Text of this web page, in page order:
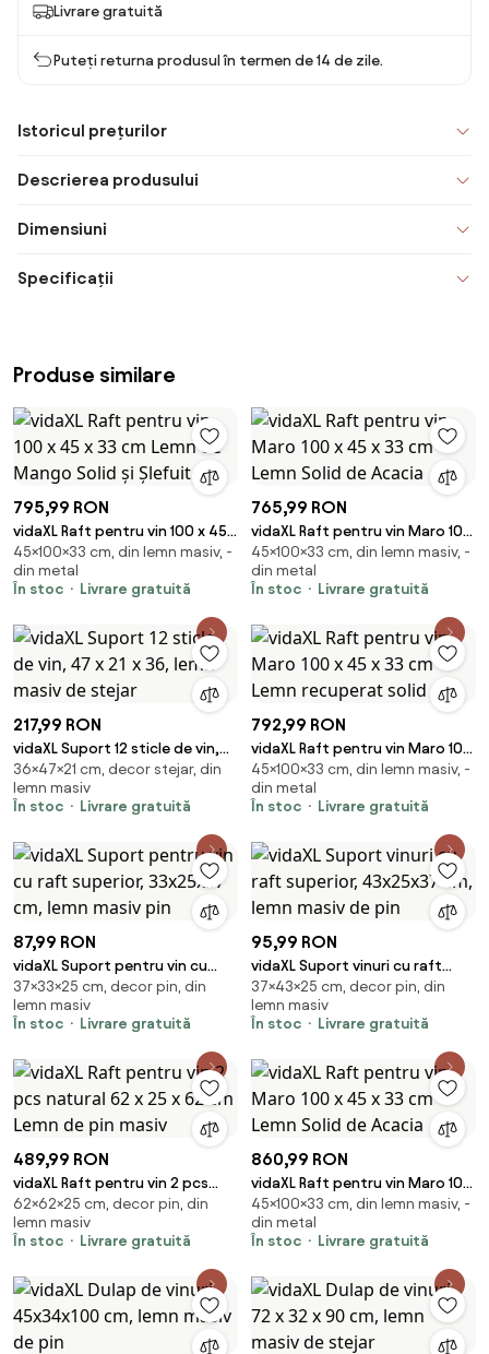
Livrare gratuită
Puteți returna produsul în termen de 14 de zile.
Istoricul prețurilor
Descrierea produsului
Dimensiuni
Specificații
Produse similare
795,99 RON
vidaXL Raft pentru vin 100 x 45 x
33 cm Lemn de Mango Solid și
Şlefuit
45×100×33 cm, din lemn masiv, -
din metal
În stoc
Livrare gratuită
765,99 RON
vidaXL Raft pentru vin Maro 100
x 45 x 33 cm Lemn Solid de
Acacia
45×100×33 cm, din lemn masiv, -
din metal
În stoc
Livrare gratuită
217,99 RON
vidaXL Suport 12 sticle de vin,
47 x 21 x 36, lemn masiv de
stejar
36×47×21 cm, decor stejar, din
lemn masiv
În stoc
Livrare gratuită
792,99 RON
vidaXL Raft pentru vin Maro 100
x 45 x 33 cm Lemn recuperat
solid
45×100×33 cm, din lemn masiv, -
din metal
În stoc
Livrare gratuită
87,99 RON
vidaXL Suport pentru vin cu
raft superior, 33x25x37 cm,
lemn masiv pin
37×33×25 cm, decor pin, din
lemn masiv
În stoc
Livrare gratuită
95,99 RON
vidaXL Suport vinuri cu raft
superior, 43x25x37 cm, lemn
masiv de pin
37×43×25 cm, decor pin, din
lemn masiv
În stoc
Livrare gratuită
489,99 RON
vidaXL Raft pentru vin 2 pcs
natural 62 x 25 x 62 cm Lemn de
pin masiv
62×62×25 cm, decor pin, din
lemn masiv
În stoc
Livrare gratuită
860,99 RON
vidaXL Raft pentru vin Maro 100
x 45 x 33 cm Lemn Solid de
Acacia
45×100×33 cm, din lemn masiv, -
din metal
În stoc
Livrare gratuită